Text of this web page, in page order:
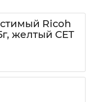
Ricoh
желтый CET